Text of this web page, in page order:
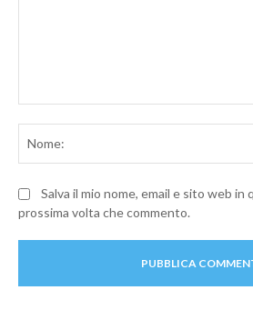
Salva il mio nome, email e sito web
prossima volta che commento.